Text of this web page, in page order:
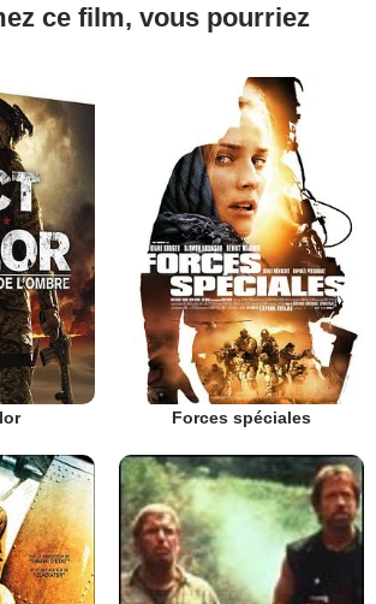
ce film, vous pourriez
Forces spéciales